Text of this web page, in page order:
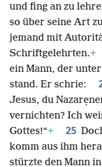
und fing an zu
so über seine Art
jemand mit
Schriftgelehrten.+
ein Mann, der
stand. Er schrie:
Jesus, du
vernichten? Ich
Gottes!“+ 25
komm aus ihm
stürzte den Mann